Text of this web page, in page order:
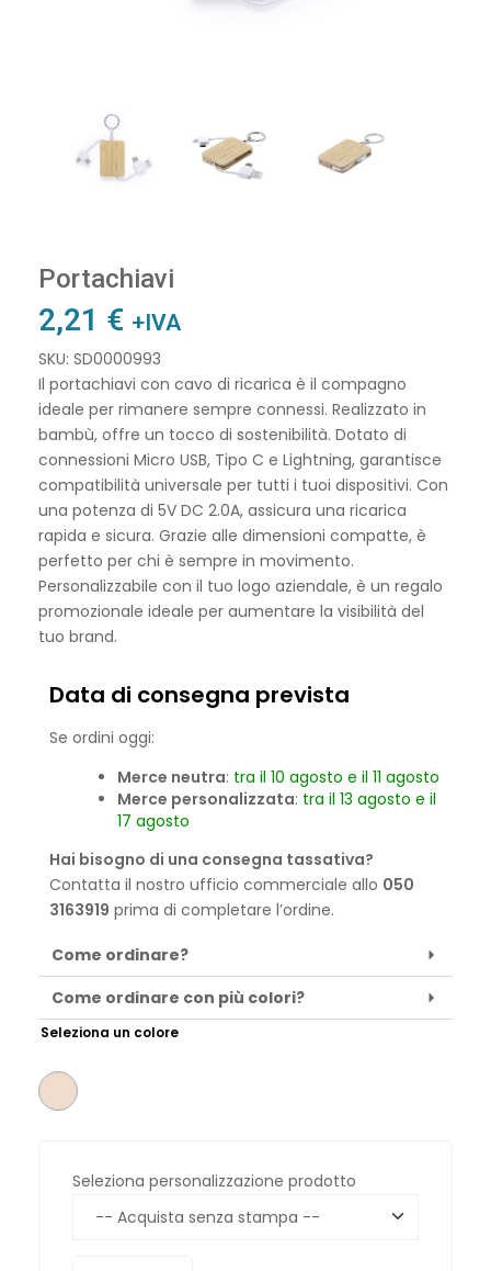
Portachiavi
2,21 € +IVA
SKU: SD0000993
Il portachiavi con cavo di ricarica è il compagno
ideale per rimanere sempre connessi. Realizzato in
bambù, offre un tocco di sostenibilità. Dotato di
connessioni Micro USB, Tipo C e Lightning, garantisce
compatibilità universale per tutti i tuoi dispositivi. Con
una potenza di 5V DC 2.0A, assicura una ricarica
rapida e sicura. Grazie alle dimensioni compatte, è
perfetto per chi è sempre in movimento.
Personalizzabile con il tuo logo aziendale, è un regalo
promozionale ideale per aumentare la visibilità del
tuo brand.
Data di consegna prevista
Se ordini oggi:
Merce neutra: tra il 10 agosto e il 11 agosto
Merce personalizzata: tra il 13 agosto e il
17 agosto
Hai bisogno di una consegna tassativa?
Contatta il nostro ufficio commerciale allo 050
3163919 prima di completare l’ordine.
Come ordinare?
Come ordinare con più colori?
Seleziona un colore
Seleziona personalizzazione prodotto